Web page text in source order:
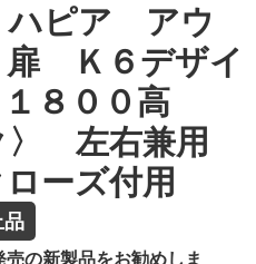
ハピア アウ
Ｋ６デザイ
８００高
〉 左右兼用
ーズ付用
の新製品をお勧めしま